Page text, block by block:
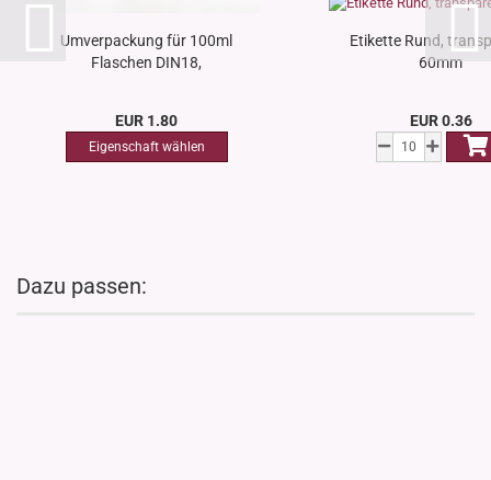
Umverpackung für 100ml
Flaschen DIN18,
EUR 1.80
Etikette Rund,
60mm
EUR 0.36
Dazu passen: